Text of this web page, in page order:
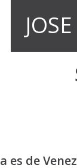
es de